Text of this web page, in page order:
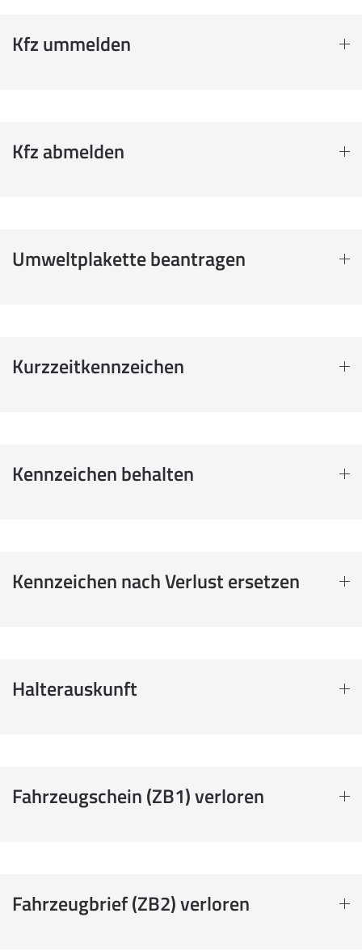
Kfz ummelden
Kfz abmelden
Umweltplakette beantragen
Kurzzeitkennzeichen
Kennzeichen behalten
Kennzeichen nach Verlust ersetzen
Halterauskunft
Fahrzeugschein (ZB1) verloren
Fahrzeugbrief (ZB2) verloren